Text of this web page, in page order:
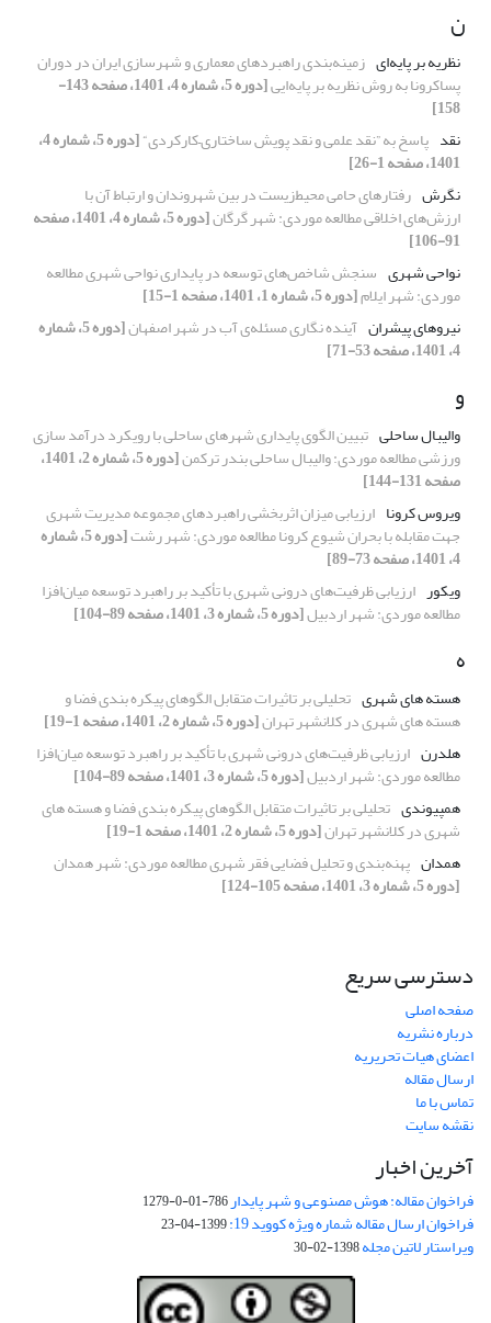
ن
نظریه بر پایه‌ای زمینه‌بندی راهبردهای معماری و شهرسازی ایران در دوران
پساکرونا به روش نظریه بر پایه‌ایی [دوره 5، شماره 4، 1401، صفحه 143-
158]
نقد پاسخ به ”نقد علمی و نقد پویش ساختاری–کارکردی“ [دوره 5، شماره 4،
1401، صفحه 1-26]
نگرش رفتارهای حامی محیط‌زیست در بین شهروندان و ارتباط آن با
ارزش‌های اخلاقی مطالعه موردی: شهر گرگان [دوره 5، شماره 4، 1401، صفحه
91-106]
نواحی شهری سنجش شاخص‌های توسعه در پایداری نواحی شهری مطالعه
موردی: شهر ایلام[دوره 5، شماره 1، 1401، صفحه 1-15]
نیروهای پیشران آینده نگاری مسئله‌ی آب در شهر اصفهان [دوره 5، شماره
4، 1401، صفحه 53-71]
و
والیبال ساحلی تبیین الگوی پایداری شهرهای ساحلی با رویکرد درآمد سازی
ورزشی مطالعه موردی: والیبال ساحلی بندر ترکمن [دوره 5، شماره 2، 1401،
صفحه 131-144]
ویروس کرونا ارزیابی میزان اثربخشی راهبردهای مجموعه مدیریت شهری
جهت مقابله با بحران شیوع کرونا مطالعه موردی: شهر رشت [دوره 5، شماره
4، 1401، صفحه 73-89]
ویکور ارزیابی ظرفیت‌های درونی شهری با تأکید بر راهبرد توسعه میان‌افزا
مطالعه موردی: شهر اردبیل[دوره 5، شماره 3، 1401، صفحه 89-104]
ه
هسته های شهری تحلیلی بر تاثیرات متقابل الگوهای پیکره بندی فضا و
هسته های شهری در کلانشهر تهران[دوره 5، شماره 2، 1401، صفحه 1-19]
هلدرن ارزیابی ظرفیت‌های درونی شهری با تأکید بر راهبرد توسعه میان‌افزا
مطالعه موردی: شهر اردبیل[دوره 5، شماره 3، 1401، صفحه 89-104]
همپیوندی تحلیلی بر تاثیرات متقابل الگوهای پیکره بندی فضا و هسته های
شهری در کلانشهر تهران[دوره 5، شماره 2، 1401، صفحه 1-19]
همدان پهنه‌بندی و تحلیل فضایی فقر شهری مطالعه موردی: شهر همدان
[دوره 5، شماره 3، 1401، صفحه 105-124]
دسترسی سریع
صفحه اصلی
درباره نشریه
اعضای هیات تحریریه
ارسال مقاله
تماس با ما
نقشه سایت
آخرین اخبار
فراخوان مقاله: هوش مصنوعی و شهر پایدار786-01-0-1279
فراخوان ارسال مقاله شماره ویژه کووید 19: 1399-04-23
ویراستار لاتین مجله1398-02-30